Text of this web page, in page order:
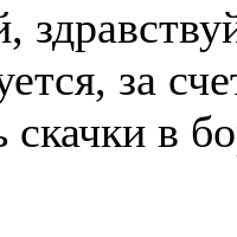
за
скачки в